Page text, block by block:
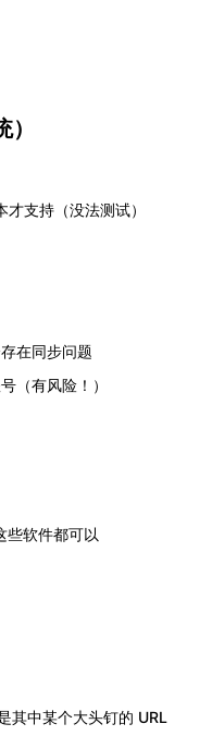
支持（没法测试）
在同步问题
（有风险！）
些软件都可以
其中某个大头钉的 URL